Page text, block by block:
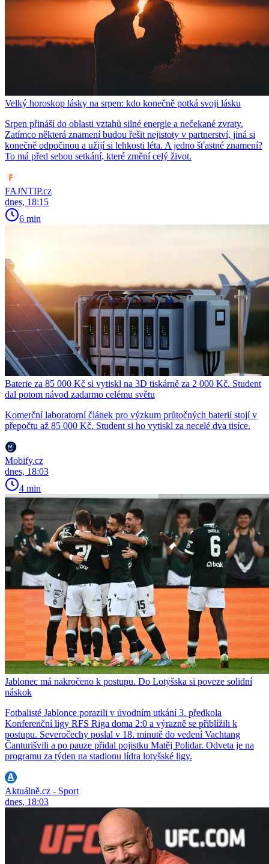
Velký horoskop lásky na srpen: kdo konečně potká svoji lásku
Srpen přináší do oblasti vztahů silné energie a nečekané zvraty.
Zatímco některá znamení budou řešit nejistoty v partnerství, jiná si
konečně odpočinou a užijí si lehkosti léta. A jedno šťastné znamení?
To má před sebou setkání, které změní celý život.
FAJNTIP.cz
dnes, 18:15
6 min
Baterie za 85 000 Kč si vytiskl na 3D tiskárně za 2 000 Kč. Student
dal potom návod zadarmo celému světu
Komerční laboratorní článek pro výzkum průtočných baterií stojí v
přepočtu až 85 000 Kč. Student si ho vytiskl za necelé dva tisíce.
Mobify.cz
dnes, 18:03
4 min
Jablonec má nakročeno k postupu. Do Lotyšska si poveze solidní
náskok
Fotbalisté Jablonce porazili v úvodním utkání 3. předkola
Konferenční ligy RFS Riga doma 2:0 a výrazně se přiblížili k
postupu. Severočechy poslal v 18. minutě do vedení Vachtang
Čanturišvili a po pauze přidal pojistku Matěj Polidar. Odveta je na
programu za týden na stadionu lídra lotyšské ligy.
Aktuálně.cz - Sport
dnes, 18:03